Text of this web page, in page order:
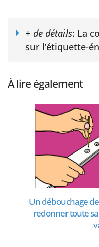
+ de détails: La
sur l’étiquette-
À lire également
Un débouchage
redonner toute